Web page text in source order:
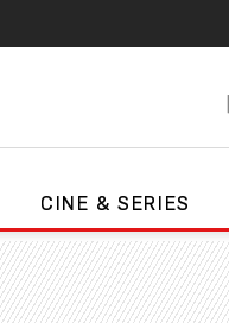
CINE & SERIES